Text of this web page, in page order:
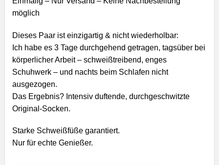
möglich
Dieses Paar ist einzigartig & nicht wiederholbar:
Ich habe es 3 Tage durchgehend getragen, tagsüber bei
körperlicher Arbeit – schweißtreibend, enges
Schuhwerk – und nachts beim Schlafen nicht
ausgezogen.
Das Ergebnis? Intensiv duftende, durchgeschwitzte
Original-Socken.
Starke Schweißfüße garantiert.
Nur für echte Genießer.